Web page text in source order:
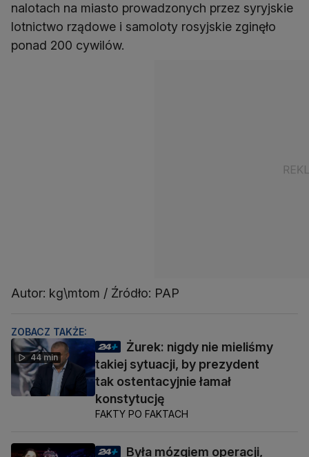
nalotach na miasto prowadzonych przez syryjskie
lotnictwo rządowe i samoloty rosyjskie zginęło
ponad 200 cywilów.
Autor: kg\mtom / Źródło: PAP
ZOBACZ TAKŻE:
44 min
Żurek: nigdy nie mieliśmy
takiej sytuacji, by prezydent
tak ostentacyjnie łamał
konstytucję
FAKTY PO FAKTACH
Była mózgiem operacji,